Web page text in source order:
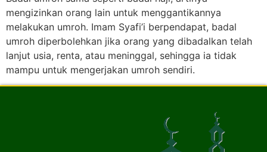
mengizinkan orang lain untuk menggantikannya
melakukan umroh. Imam Syafi’i berpendapat, badal
umroh diperbolehkan jika orang yang dibadalkan telah
lanjut usia, renta, atau meninggal, sehingga ia tidak
mampu untuk mengerjakan umroh sendiri.